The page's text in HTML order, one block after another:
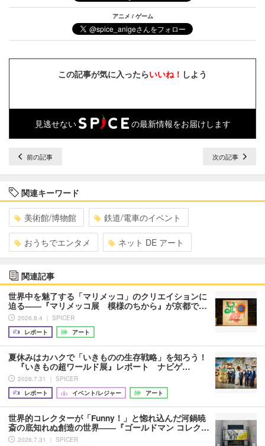
アニメ / ゲーム
この記事が気に入ったらいいね！ しよう
見逃せない の最新情報をお届けします
前の記事 次の記事
関連キーワード
美術館/博物館 鉄道/電車のイベント
おうちでエンタメ ネット DE アート
関連記事
世界中を魅了する「マリメッコ」のクリエイションに
迫る――『マリメッコ展 模様のちから』が京都で…
2026.8.4 ｜ SPICER
レポート
アート
夏休みはカハクで「いきものの生存戦略」を知ろう！
『いきもの超ワールド展』レポート ナビゲ…
2026.7.31 ｜ SPICER
レポート
イベント/レジャー アート
世界的コレクターが「Funny！」と惚れ込んだ河鍋暁
斎の底知れぬ創造の世界――『ゴールドマン コレク…
2026.7.31 ｜ SPICER